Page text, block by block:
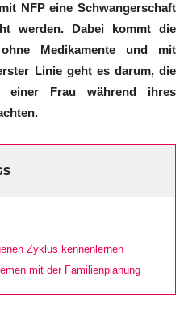
NFP eine Schwangerschaft
werden. Dabei kommt die
Medikamente und mit
Linie geht es darum, die
einer Frau während ihres
Zyklus kennenlernen
mit der Familienplanung